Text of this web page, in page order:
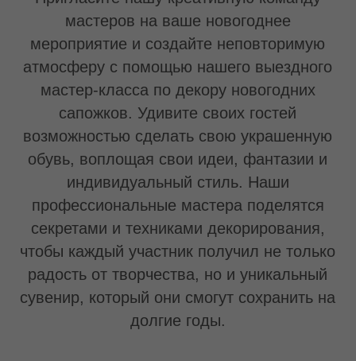
профессиональные мастера поделятся
секретами и техниками декорирования,
чтобы каждый участник получил не только
сувенир, который они смогут сохранить на
долгие годы.
от 9500